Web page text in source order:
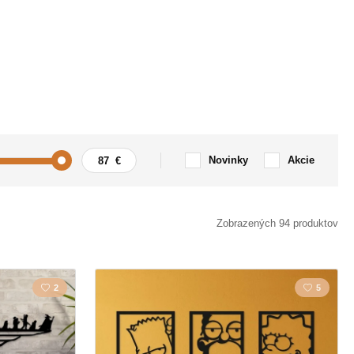
Novinky Akcie
Zobrazených 94 produktov
2 5